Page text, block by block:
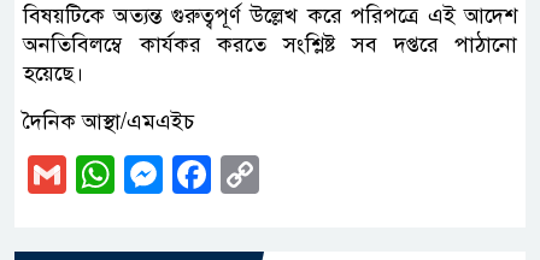
বিষয়টিকে অত্যন্ত গুরুত্বপূর্ণ উল্লেখ করে পরিপত্রে এই আদেশ
অনতিবিলম্বে কার্যকর করতে সংশ্লিষ্ট সব দপ্তরে পাঠানো
হয়েছে।
দৈনিক আস্থা/এমএইচ
GmailWhatsApp
Messenger
Facebook